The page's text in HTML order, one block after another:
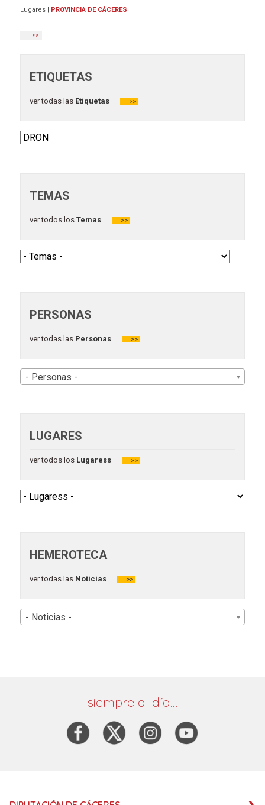
Lugares PROVINCIA DE CÁCERES
>>
ETIQUETAS
ver todas las Etiquetas >>
TEMAS
ver todos losTemas >>
PERSONAS
ver todas lasPersonas >>
- Personas -
LUGARES
ver todos losLugaress >>
HEMEROTECA
ver todas lasNoticias >>
- Noticias -
siempre al día…